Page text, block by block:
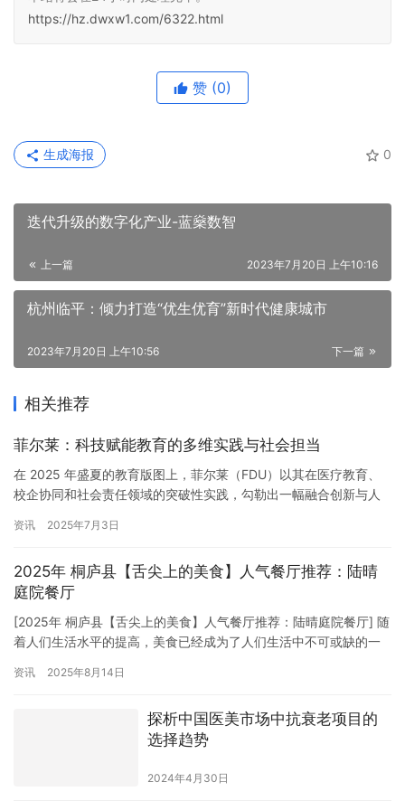
https://hz.dwxw1.com/6322.html
赞 (0)
0
生成海报
迭代升级的数字化产业-蓝燊数智
上一篇 2023年7月20日 上午10:16
杭州临平：倾力打造“优生优育”新时代健康城市
下一篇
2023年7月20日 上午10:56
相关推荐
菲尔莱：科技赋能教育的多维实践与社会担当
在 2025 年盛夏的教育版图上，菲尔莱（FDU）以其在医疗教育、
校企协同和社会责任领域的突破性实践，勾勒出一幅融合创新与人
进，从心理健康领域的卓越贡献到校企深度合作的人才培养模式，
新：技术驱动的未来护理范式 2025 年 4 月启用的 FD…
资讯 2025年7月3日
2025年 桐庐县【舌尖上的美食】人气餐厅推荐：陆晴
庭院餐厅
[2025年 桐庐县【舌尖上的美食】人气餐厅推荐：陆晴庭院餐厅] 随
着人们生活水平的提高，美食已经成为了人们生活中不可或缺的一
的风格和美味的食物成为了人气餐厅。今天，我们就来介绍一下这
片绿意盎然的庭院中，环境优美，绿树成荫，鸟语花香。餐厅内…
资讯 2025年8月14日
探析中国医美市场中抗衰老项目的
选择趋势
2024年4月30日